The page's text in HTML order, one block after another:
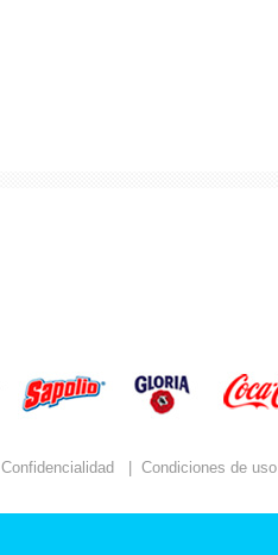
Confidencialidad Condiciones de uso